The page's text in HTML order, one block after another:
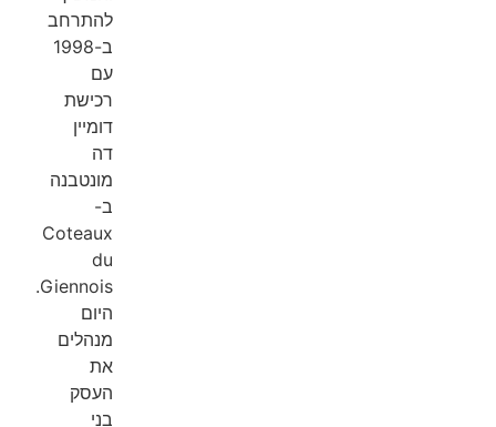
להתרחב
ב-1998
עם
רכישת
דומיין
דה
מונטבנה
ב-
Coteaux
du
Giennois.
היום
מנהלים
את
העסק
בני